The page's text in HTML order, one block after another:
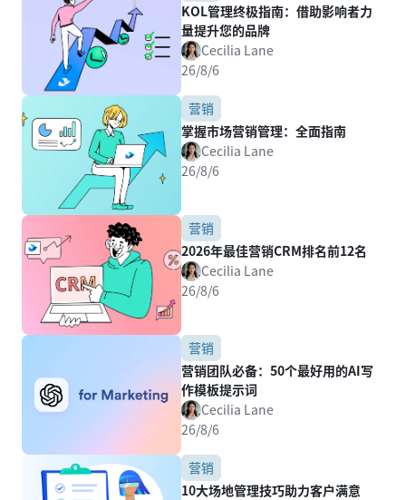
KOL管理终极指南：借助影响者力
量提升您的品牌
Cecilia Lane
26/8/6
营销
掌握市场营销管理：全面指南
Cecilia Lane
26/8/6
营销
2026年最佳营销CRM排名前12名
Cecilia Lane
26/8/6
营销
营销团队必备：50个最好用的AI写
作模板提示词
Cecilia Lane
26/8/6
营销
10大场地管理技巧助力客户满意